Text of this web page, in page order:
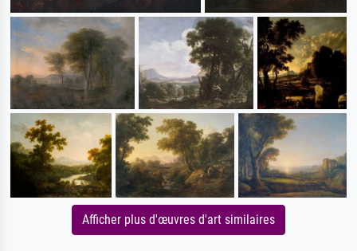
Afficher plus d'œuvres d'art similaires